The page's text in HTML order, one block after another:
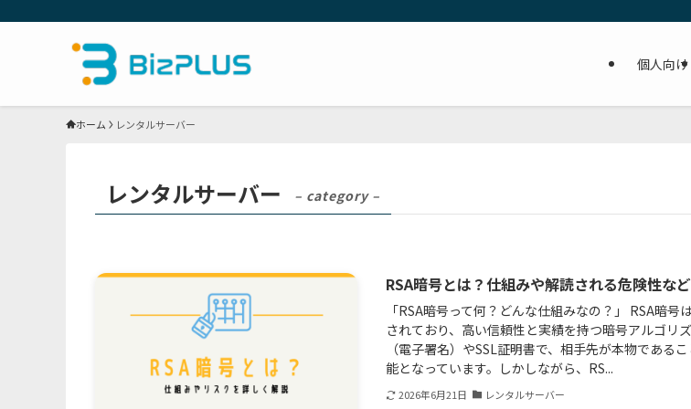
個人向け
ホーム レンタルサーバー
レンタルサーバー – category –
RSA暗号とは？仕組みや解読される危険性な
「RSA暗号って何？どんな仕組みなの？」 RSA暗号
されており、高い信頼性と実績を持つ暗号アルゴリ
（電子署名）やSSL証明書で、相手先が本物である
能となっています。しかしながら、RS...
2026年6月21日 レンタルサーバー